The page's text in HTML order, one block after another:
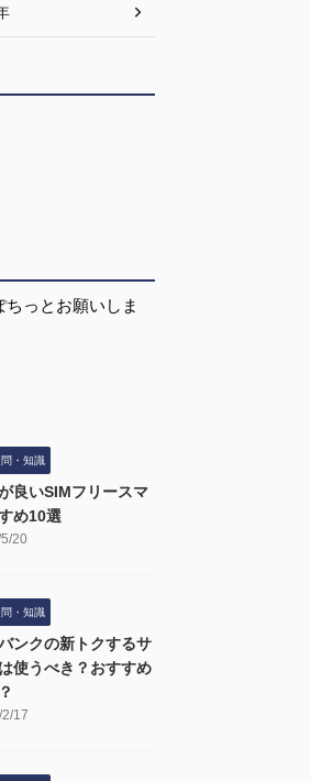
っとお願いしま
・知識
良いSIMフリースマ
め10選
20
・知識
ンクの新トクするサ
使うべき？おすすめ
17